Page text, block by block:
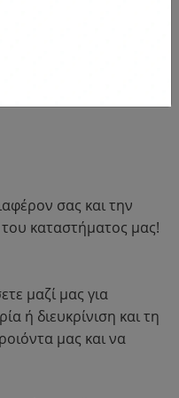
σας και την
καταστήματος μας!
μαζί μας για
ή διευκρίνιση και τη
μας και να